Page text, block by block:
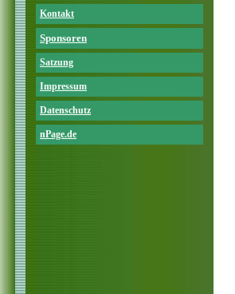
Kontakt
Sponsoren
Satzung
Impressum
Datenschutz
nPage.de